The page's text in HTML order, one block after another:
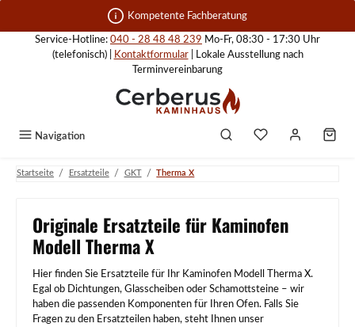
Zum Hauptinhalt springen Kompetente Fachberatung
Service-Hotline: 040 - 28 48 48 239 Mo-Fr, 08:30 - 17:30 Uhr
(telefonisch) |
Kontaktformular| Lokale Ausstellung nach
Terminvereinbarung
Navigation
Startseite / Ersatzteile / GKT / Therma X
Originale Ersatzteile für Kaminofen
Modell Therma X
Hier finden Sie Ersatzteile für Ihr Kaminofen Modell Therma X.
Egal ob Dichtungen, Glasscheiben oder Schamottsteine – wir
haben die passenden Komponenten für Ihren Ofen. Falls Sie
Fragen zu den Ersatzteilen haben, steht Ihnen unser